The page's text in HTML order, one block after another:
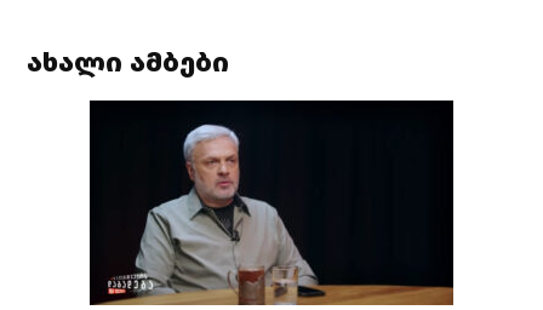
ახალი ამბები